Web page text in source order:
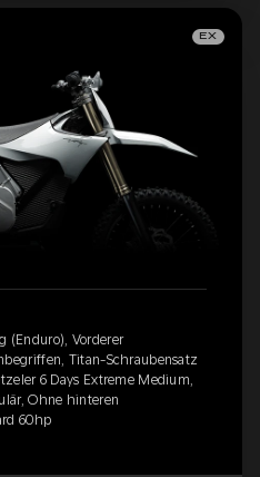
EX
(Enduro), Vorderer
Titan-Schraubensatz
6 Days Extreme Medium,
Ohne hinteren
60hp